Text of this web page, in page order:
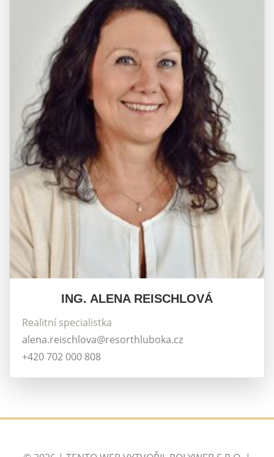
ING. ALENA REISCHLOVÁ
Realitní specialistka
alena.reischlova@resorthluboka.cz
+420 702 000 808